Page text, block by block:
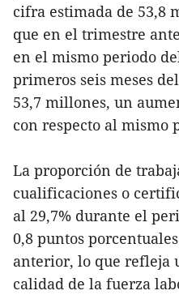
cifra estimada de 53,8
que en el trimestre
en el mismo periodo
primeros seis meses
53,7 millones, un
con respecto al mismo
La proporción de
cualificaciones o
al 29,7% durante el
0,8 puntos
anterior, lo que refleja
calidad de la fuerza